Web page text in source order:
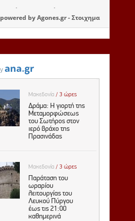
powered byAgones.gr-Στοιχημα